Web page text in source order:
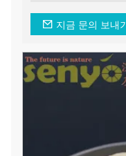
지금 문의 보내기